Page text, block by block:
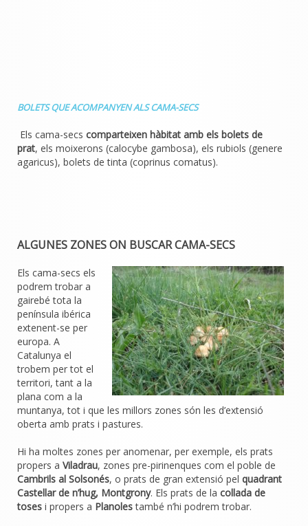
BOLETS QUE ACOMPANYEN ALS CAMA-SECS
Els cama-secs comparteixen hàbitat amb els bolets de
prat, els moixerons (calocybe gambosa), els rubiols (genere
agaricus), bolets de tinta (coprinus comatus).
ALGUNES ZONES ON BUSCAR CAMA-SECS
Els cama-secs els
podrem trobar a
gairebé tota la
península ibérica
extenent-se per
europa. A
Catalunya el
trobem per tot el
territori, tant a la
plana com a la
muntanya, tot i que les millors zones són les d’extensió
oberta amb prats i pastures.
Hi ha moltes zones per anomenar, per exemple, els prats
propers a Viladrau, zones pre-pirinenques com el poble de
Cambrils al Solsonés, o prats de gran extensió pel quadrant
Castellar de n’hug, Montgrony. Els prats de la collada de
toses i propers a Planolestambé n’hi podrem trobar.